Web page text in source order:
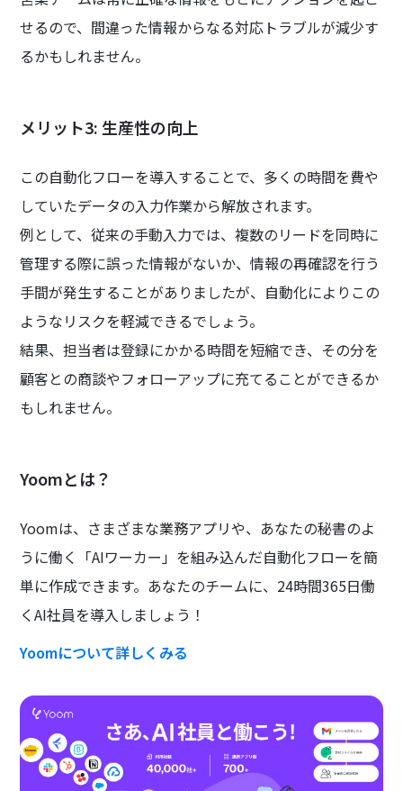
せるので、間違った情報からなる対応トラブルが減少す
るかもしれません。
メリット3: 生産性の向上
この自動化フローを導入することで、多くの時間を費や
していたデータの入力作業から解放されます。
例として、従来の手動入力では、複数のリードを同時に
管理する際に誤った情報がないか、情報の再確認を行う
手間が発生することがありましたが、自動化によりこの
ようなリスクを軽減できるでしょう。
結果、担当者は登録にかかる時間を短縮でき、その分を
顧客との商談やフォローアップに充てることができるか
もしれません。
Yoomとは？
Yoomは、さまざまな業務アプリや、あなたの秘書のよ
うに働く「AIワーカー」を組み込んだ自動化フローを簡
単に作成できます。あなたのチームに、24時間365日働
くAI社員を導入しましょう！
Yoomについて詳しくみる